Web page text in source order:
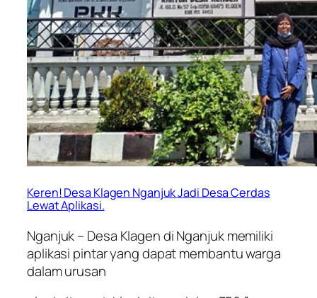
Keren! Desa Klagen Nganjuk Jadi Desa Cerdas
Lewat Aplikasi.
Nganjuk – Desa Klagen di Nganjuk memiliki
aplikasi pintar yang dapat membantu warga
dalam urusan